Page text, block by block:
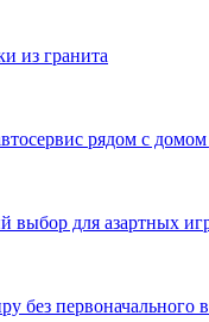
из гранита
рядом с
выбор для азартных
без первоначального